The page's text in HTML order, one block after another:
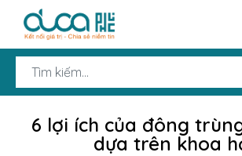
6 lợi ích của đông
dựa trên khoa